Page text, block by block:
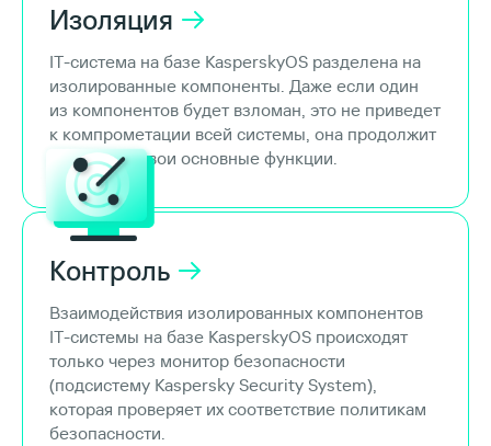
Изоляция
IT-система на базе KasperskyOS разделена на
изолированные компоненты. Даже если один
из компонентов будет взломан, это не приведет
к компрометации всей системы, она продолжит
выполнять свои основные функции.
Контроль
Взаимодействия изолированных компонентов
IT-системы на базе KasperskyOS происходят
только через монитор безопасности
(подсистему Kaspersky Security System),
которая проверяет их соответствие политикам
безопасности.